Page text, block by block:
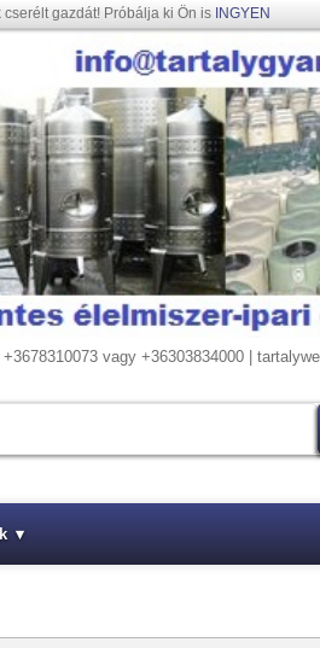
gazdát! Próbálja ki Ön is INGYEN
+3678310073 vagy +36303834000 |
▾